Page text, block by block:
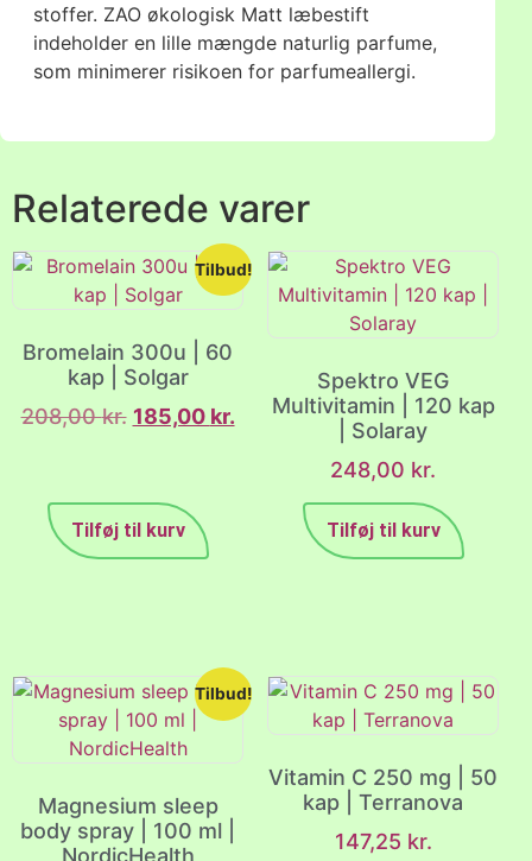
stoffer. ZAO økologisk Matt læbestift
indeholder en lille mængde naturlig parfume,
som minimerer risikoen for parfumeallergi.
Relaterede varer
Tilbud!
Bromelain 300u | 60
kap | Solgar
208,00kr. 185,00 kr.
Tilføj til kurv
Spektro VEG
Multivitamin | 120 kap
| Solaray
248,00 kr.
Tilføj til kurv
Tilbud!
Magnesium sleep
body spray | 100 ml |
NordicHealth
Vitamin C 250 mg | 50
kap | Terranova
147,25 kr.